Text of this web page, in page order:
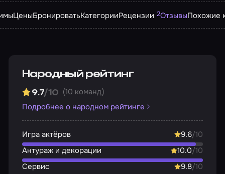
ЦеныБронироватьКатегорииРецензии 2ОтзывыПохожие
Народный рейтинг
9.7/10 (10 команд)
Подробнее о народном рейтинге
Игра актёров 9.6/10
Антураж и декорации
10.0/10
Сервис
9.8/10